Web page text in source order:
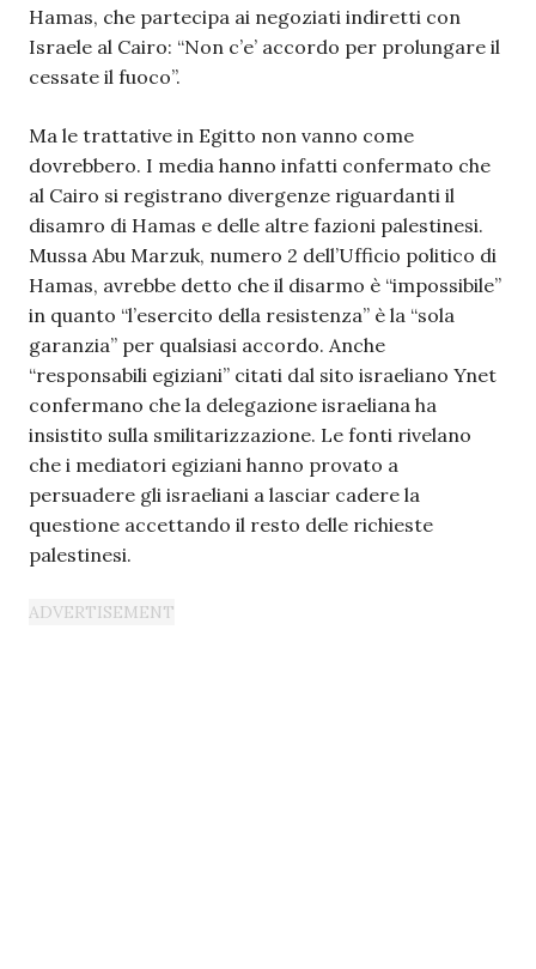
Hamas, che partecipa ai negoziati indiretti con
Israele al Cairo: “Non c’e’ accordo per prolungare il
cessate il fuoco”.
Ma le trattative in Egitto non vanno come
dovrebbero. I media hanno infatti confermato che
al Cairo si registrano divergenze riguardanti il
disamro di Hamas e delle altre fazioni palestinesi.
Mussa Abu Marzuk, numero 2 dell’Ufficio politico di
Hamas, avrebbe detto che il disarmo è “impossibile”
in quanto “l’esercito della resistenza” è la “sola
garanzia” per qualsiasi accordo. Anche
“responsabili egiziani” citati dal sito israeliano Ynet
confermano che la delegazione israeliana ha
insistito sulla smilitarizzazione. Le fonti rivelano
che i mediatori egiziani hanno provato a
persuadere gli israeliani a lasciar cadere la
questione accettando il resto delle richieste
palestinesi.